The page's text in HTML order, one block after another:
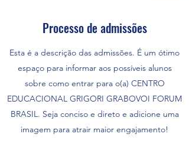
Processo de admissões
Esta é a descrição das admissões. É um ótimo
espaço para informar aos possíveis alunos
sobre como entrar para o(a) CENTRO
EDUCACIONAL GRIGORI GRABOVOI FORUM
BRASIL. Seja conciso e direto e adicione uma
imagem para atrair maior engajamento!